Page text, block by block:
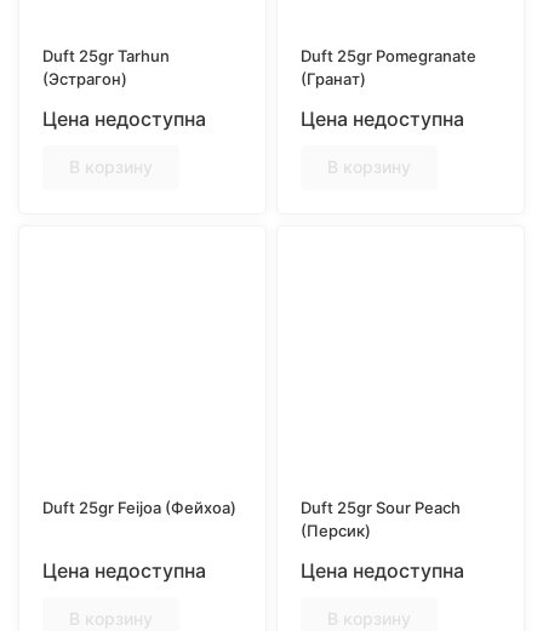
Duft 25gr Tarhun
(Эстрагон)
Цена недоступна
В корзину
Duft 25gr Pomegranate
(Гранат)
Цена недоступна
В корзину
Duft 25gr Feijoa (Фейхоа)
Цена недоступна
В корзину
Duft 25gr Sour Peach
(Персик)
Цена недоступна
В корзину